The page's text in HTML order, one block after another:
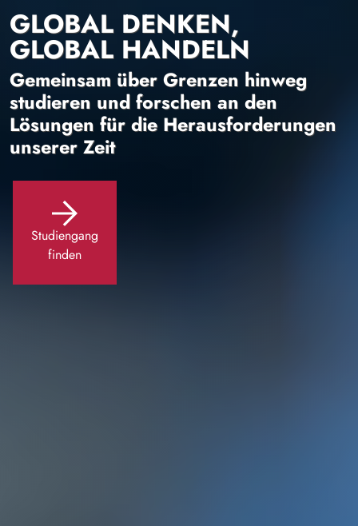
GLOBAL DENKEN,
GLOBAL HANDELN
Gemeinsam über Grenzen hinweg
studieren und forschen an den
Lösungen für die Herausforderungen
unserer Zeit
Studiengang
finden